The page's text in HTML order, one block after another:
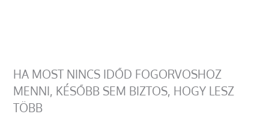
HA MOST NINCS IDŐD FOGORVOSHOZ
MENNI, KÉSŐBB SEM BIZTOS, HOGY LESZ
TÖBB